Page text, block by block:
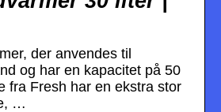
der anvendes til
og har en kapacitet på 50
fra Fresh har en ekstra stor
…